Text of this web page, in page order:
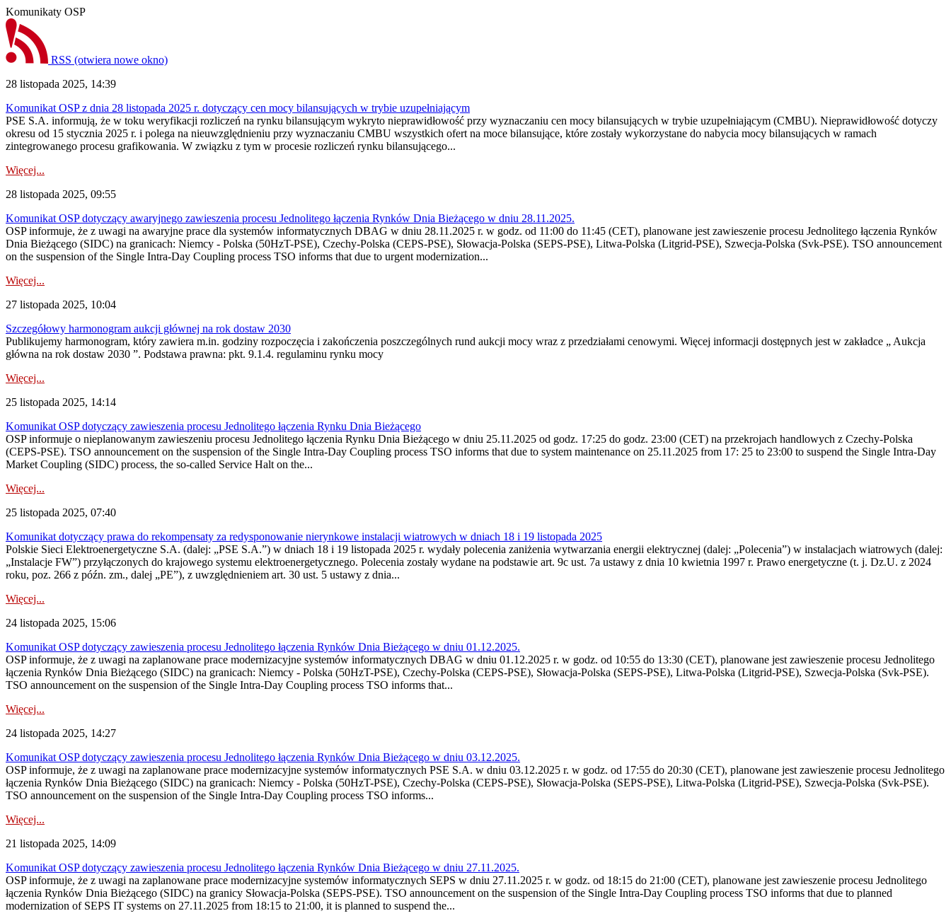
Komunikaty OSP
RSS (otwiera nowe okno)
28 listopada 2025, 14:39
Komunikat OSP z dnia 28 listopada 2025 r. dotyczący cen mocy bilansujących w trybie uzupełniającym
PSE S.A. informują, że w toku weryfikacji rozliczeń na rynku bilansującym wykryto nieprawidłowość przy wyznaczaniu cen mocy bilansujących w trybie uzupełniającym (CMBU). Nieprawidłowość dotyczy
okresu od 15 stycznia 2025 r. i polega na nieuwzględnieniu przy wyznaczaniu CMBU wszystkich ofert na moce bilansujące, które zostały wykorzystane do nabycia mocy bilansujących w ramach
zintegrowanego procesu grafikowania. W związku z tym w procesie rozliczeń rynku bilansującego...
Więcej...
28 listopada 2025, 09:55
Komunikat OSP dotyczący awaryjnego zawieszenia procesu Jednolitego łączenia Rynków Dnia Bieżącego w dniu 28.11.2025.
OSP informuje, że z uwagi na awaryjne prace dla systemów informatycznych DBAG w dniu 28.11.2025 r. w godz. od 11:00 do 11:45 (CET), planowane jest zawieszenie procesu Jednolitego łączenia Rynków
Dnia Bieżącego (SIDC) na granicach: Niemcy - Polska (50HzT-PSE), Czechy-Polska (CEPS-PSE), Słowacja-Polska (SEPS-PSE), Litwa-Polska (Litgrid-PSE), Szwecja-Polska (Svk-PSE). TSO announcement
on the suspension of the Single Intra-Day Coupling process TSO informs that due to urgent modernization...
Więcej...
27 listopada 2025, 10:04
Szczegółowy harmonogram aukcji głównej na rok dostaw 2030
Publikujemy harmonogram, który zawiera m.in. godziny rozpoczęcia i zakończenia poszczególnych rund aukcji mocy wraz z przedziałami cenowymi. Więcej informacji dostępnych jest w zakładce „ Aukcja
główna na rok dostaw 2030 ”. Podstawa prawna: pkt. 9.1.4. regulaminu rynku mocy
Więcej...
25 listopada 2025, 14:14
Komunikat OSP dotyczący zawieszenia procesu Jednolitego łączenia Rynku Dnia Bieżącego
OSP informuje o nieplanowanym zawieszeniu procesu Jednolitego łączenia Rynku Dnia Bieżącego w dniu 25.11.2025 od godz. 17:25 do godz. 23:00 (CET) na przekrojach handlowych z Czechy-Polska
(CEPS-PSE). TSO announcement on the suspension of the Single Intra-Day Coupling process TSO informs that due to system maintenance on 25.11.2025 from 17: 25 to 23:00 to suspend the Single Intra-Day
Market Coupling (SIDC) process, the so-called Service Halt on the...
Więcej...
25 listopada 2025, 07:40
Komunikat dotyczący prawa do rekompensaty za redysponowanie nierynkowe instalacji wiatrowych w dniach 18 i 19 listopada 2025
Polskie Sieci Elektroenergetyczne S.A. (dalej: „PSE S.A.”) w dniach 18 i 19 listopada 2025 r. wydały polecenia zaniżenia wytwarzania energii elektrycznej (dalej: „Polecenia”) w instalacjach wiatrowych (dalej:
„Instalacje FW”) przyłączonych do krajowego systemu elektroenergetycznego. Polecenia zostały wydane na podstawie art. 9c ust. 7a ustawy z dnia 10 kwietnia 1997 r. Prawo energetyczne (t. j. Dz.U. z 2024
roku, poz. 266 z późn. zm., dalej „PE”), z uwzględnieniem art. 30 ust. 5 ustawy z dnia...
Więcej...
24 listopada 2025, 15:06
Komunikat OSP dotyczący zawieszenia procesu Jednolitego łączenia Rynków Dnia Bieżącego w dniu 01.12.2025.
OSP informuje, że z uwagi na zaplanowane prace modernizacyjne systemów informatycznych DBAG w dniu 01.12.2025 r. w godz. od 10:55 do 13:30 (CET), planowane jest zawieszenie procesu Jednolitego
łączenia Rynków Dnia Bieżącego (SIDC) na granicach: Niemcy - Polska (50HzT-PSE), Czechy-Polska (CEPS-PSE), Słowacja-Polska (SEPS-PSE), Litwa-Polska (Litgrid-PSE), Szwecja-Polska (Svk-PSE).
TSO announcement on the suspension of the Single Intra-Day Coupling process TSO informs that...
Więcej...
24 listopada 2025, 14:27
Komunikat OSP dotyczący zawieszenia procesu Jednolitego łączenia Rynków Dnia Bieżącego w dniu 03.12.2025.
OSP informuje, że z uwagi na zaplanowane prace modernizacyjne systemów informatycznych PSE S.A. w dniu 03.12.2025 r. w godz. od 17:55 do 20:30 (CET), planowane jest zawieszenie procesu Jednolitego
łączenia Rynków Dnia Bieżącego (SIDC) na granicach: Niemcy - Polska (50HzT-PSE), Czechy-Polska (CEPS-PSE), Słowacja-Polska (SEPS-PSE), Litwa-Polska (Litgrid-PSE), Szwecja-Polska (Svk-PSE).
TSO announcement on the suspension of the Single Intra-Day Coupling process TSO informs...
Więcej...
21 listopada 2025, 14:09
Komunikat OSP dotyczący zawieszenia procesu Jednolitego łączenia Rynków Dnia Bieżącego w dniu 27.11.2025.
OSP informuje, że z uwagi na zaplanowane prace modernizacyjne systemów informatycznych SEPS w dniu 27.11.2025 r. w godz. od 18:15 do 21:00 (CET), planowane jest zawieszenie procesu Jednolitego
łączenia Rynków Dnia Bieżącego (SIDC) na granicy Słowacja-Polska (SEPS-PSE). TSO announcement on the suspension of the Single Intra-Day Coupling process TSO informs that due to planned
modernization of SEPS IT systems on 27.11.2025 from 18:15 to 21:00, it is planned to suspend the...